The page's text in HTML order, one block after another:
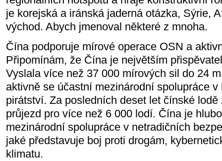
je korejská a iránská jaderná otázka, Sýrie,
východ. Abych jmenoval některé z mnoha.
Čína podporuje mírové operace OSN a
Připomínám, že Čína je největším
Vyslala více než 37 000 mírových sil do 24
aktivně se účastní mezinárodní spolupráce
pirátství. Za posledních deset let čínské
průjezd pro více než 6 000 lodí. Čína je
mezinárodní spolupráce v netradičních
jaké představuje boj proti drogám,
klimatu.